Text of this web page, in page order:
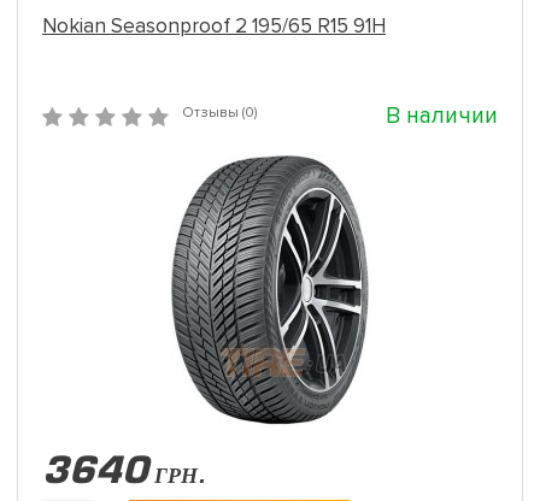
Nokian Seasonproof 2 195/65 R15 91H
Отзывы (0) В наличии
3640 ГРН.